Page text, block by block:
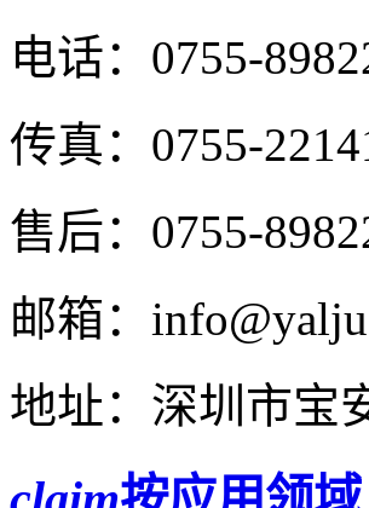
电话： 0755-
传真： 0755-
售后： 0755-
邮箱：
地址： 深圳市宝